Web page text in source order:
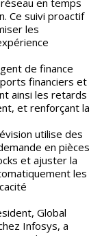
en temps
Ce suivi proactif
les
de finance
financiers et
ainsi les retards
et renforçant la
utilise des
en pièces
et ajuster la
les
Global
Infosys, a